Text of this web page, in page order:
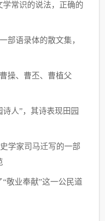
学常识的说法，正确的
部语录体的散文集，
操、曹丕、曹植父
诗人”，其诗表现田园
学家司马迁写的一部
“敬业奉献”这一公民道